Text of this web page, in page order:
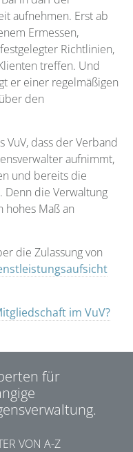
aufnehmen. Erst ab
Ermessen,
Richtlinien,
treffen. Und
er einer regelmäßigen
den
VuV, dass der Verband
aufnimmt,
und bereits die
Denn die Verwaltung
Maß an
die Zulassung von
im VuV?
für
VON A-Z